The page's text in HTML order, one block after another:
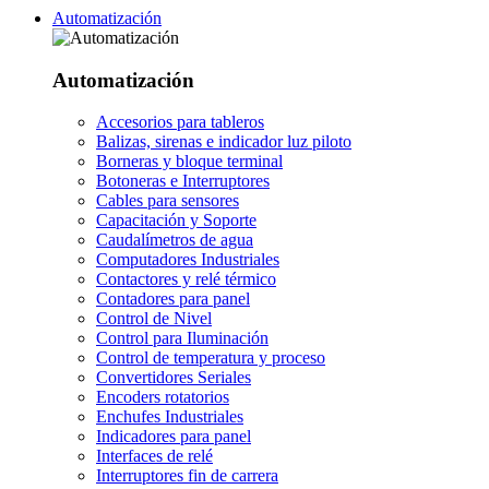
Automatización
Automatización
Accesorios para tableros
Balizas, sirenas e indicador luz piloto
Borneras y bloque terminal
Botoneras e Interruptores
Cables para sensores
Capacitación y Soporte
Caudalímetros de agua
Computadores Industriales
Contactores y relé térmico
Contadores para panel
Control de Nivel
Control para Iluminación
Control de temperatura y proceso
Convertidores Seriales
Encoders rotatorios
Enchufes Industriales
Indicadores para panel
Interfaces de relé
Interruptores fin de carrera